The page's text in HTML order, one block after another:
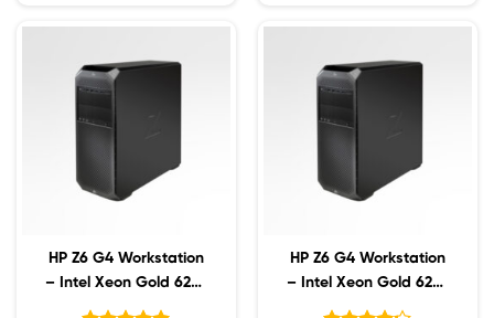
HP Z6 G4 Workstation
– Intel Xeon Gold 6224
/ 256GB ECC / 2TB
HP Z6 G4 Workstation
– Intel Xeon Gold 6224
/ 256GB ECC / 2TB